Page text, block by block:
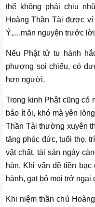
thể không phải chịu
Hoàng Thần Tài được
Ý,....mãn nguyện trước
Nếu Phật tử tu hành
phương soi chiếu, có
hơn người.
Trong kinh Phật cũng có
báo ít ỏi, khó mà yên
Thần Tài thường xuyên
tăng phúc đức, tuổi thọ,
vật chất, tài sản ngày
hàn. Khi vấn đề tiền
hành, gạt bỏ mọi trở ngại
Khi niệm thần chú